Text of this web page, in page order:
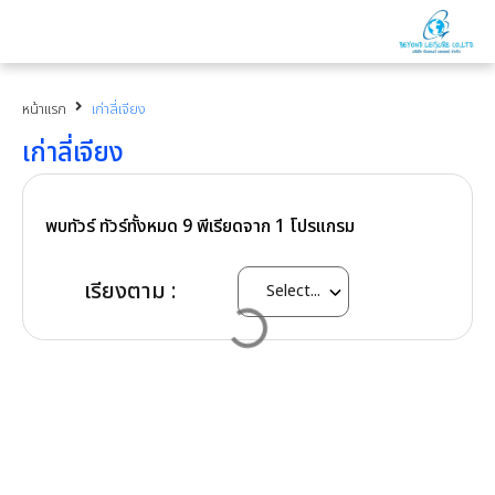
หน้าแรก เก่าลี่เจียง
เก่าลี่เจียง
พบทัวร์ ทัวร์ทั้งหมด 9พีเรียดจาก 1 โปรแกรม
เรียงตาม :